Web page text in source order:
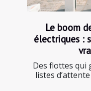
Le boom
électriques :
Des flottes qui
listes